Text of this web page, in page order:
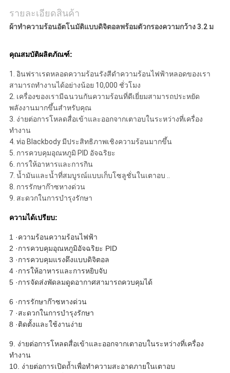
เป็น
ส่วน
ตัว
รายละเอียดสินค้า
ผ้าทำความร้อนอัตโนมัติแบบดิจิตอลพร้อมตัวกรองความกว้าง 3.2 ม
คุณสมบัติผลิตภัณฑ์:
1. อินฟราเรดหลอดความร้อนรังสีดำความร้อนไฟฟ้าหลอดของเรา
สามารถทำงานได้อย่างน้อย 10,000 ชั่วโมง
2. เครื่องของเรามีฉนวนกันความร้อนที่ดีเยี่ยมสามารถประหยัด
พลังงานมากขึ้นสำหรับคุณ
3. ง่ายต่อการโหลดสื่อเข้าและออกจากเตาอบในระหว่างที่เครื่อง
ทำงาน
4. ท่อ Blackbody มีประสิทธิภาพเชิงความร้อนมากขึ้น
5. การควบคุมอุณหภูมิ PID อัจฉริยะ
6. การให้อาหารและการกิน
7. น้ำมันและน้ำที่สมบูรณ์แบบเก็บโซลูชั่นในเตาอบ ..
8. การรักษาก๊าซหางด่วน
9. สะดวกในการบำรุงรักษา
ความได้เปรียบ:
1 ·ความร้อนความร้อนไฟฟ้า
2 ·การควบคุมอุณหภูมิอัจฉริยะ PID
3 ·การควบคุมแรงดึงแบบดิจิตอล
4 ·การให้อาหารและการหยิบจับ
5 ·การจัดส่งพัดลมดูดอากาศสามารถควบคุมได้
6 ·การรักษาก๊าซหางด่วน
7 ·สะดวกในการบำรุงรักษา
8 ·ติดตั้งและใช้งานง่าย
9. ง่ายต่อการโหลดสื่อเข้าและออกจากเตาอบในระหว่างที่เครื่อง
ทำงาน
10. ง่ายต่อการเปิดถ้ำเพื่อทำความสะอาดภายในเตาอบ